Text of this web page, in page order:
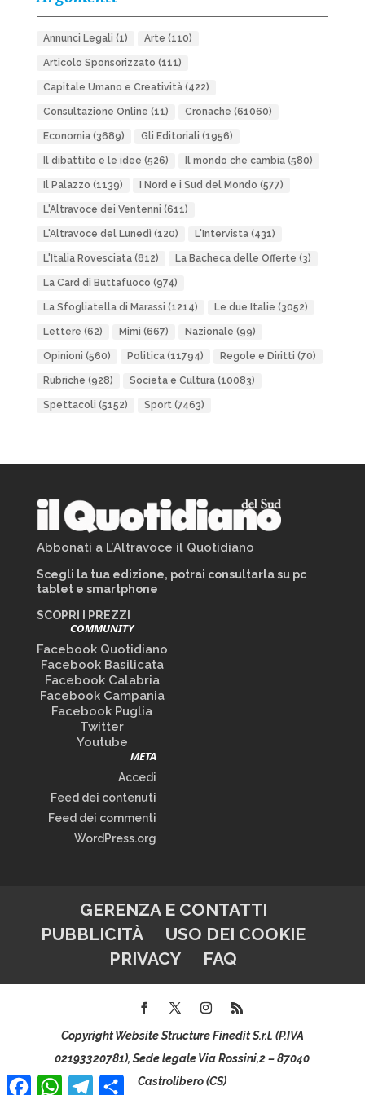
Annunci Legali (1) Arte (110)
Articolo Sponsorizzato (111)
Capitale Umano e Creatività(422)
Consultazione Online (11) Cronache (61060)
Economia(3689) Gli Editoriali (1956)
Il dibattito e le idee (526) Il mondo che cambia(580)
Il Palazzo (1139) I Nord e i Sud del Mondo (577)
L'Altravoce dei Ventenni (611)
L'Altravoce del Lunedì (120) L'Intervista(431)
L'Italia Rovesciata(812) La Bacheca delle Offerte (3)
La Card di Buttafuoco (974)
La Sfogliatella di Marassi (1214) Le due Italie (3052)
Lettere (62) Mimì (667) Nazionale (99)
Opinioni (560) Politica(11794) Regole e Diritti (70)
Rubriche (928) Società e Cultura(10083)
Spettacoli (5152) Sport(7463)
Abbonati a L’Altravoce il Quotidiano
Scegli la tua edizione, potrai consultarla su pc
tablet e smartphone
SCOPRI I PREZZI
COMMUNITY
Facebook Quotidiano
Facebook Basilicata
Facebook Calabria
Facebook Campania
Facebook Puglia
Twitter
Youtube
META
Accedi
Feed dei contenuti
Feed dei commenti
WordPress.org
GERENZA E CONTATTI
PUBBLICITÀ
USO DEI COOKIE
PRIVACY
FAQ
Copyright Website Structure Finedit S.r.l. (P.IVA
02193320781), Sede legale Via Rossini,2 – 87040
Castrolibero (CS)
Facebook
WhatsAppTelegram
Condividi